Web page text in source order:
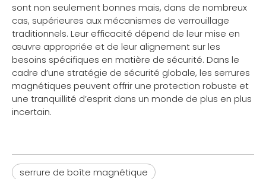
sont non seulement bonnes mais, dans de nombreux
cas, supérieures aux mécanismes de verrouillage
traditionnels. Leur efficacité dépend de leur mise en
œuvre appropriée et de leur alignement sur les
besoins spécifiques en matière de sécurité. Dans le
cadre d’une stratégie de sécurité globale, les serrures
magnétiques peuvent offrir une protection robuste et
une tranquillité d’esprit dans un monde de plus en plus
incertain.
serrure de boîte magnétique